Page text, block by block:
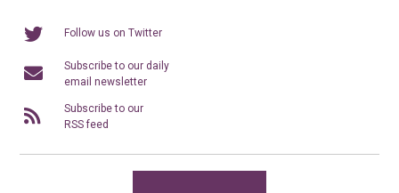
Follow us on Twitter
Subscribe to our daily
email newsletter
Subscribe to our
RSS feed